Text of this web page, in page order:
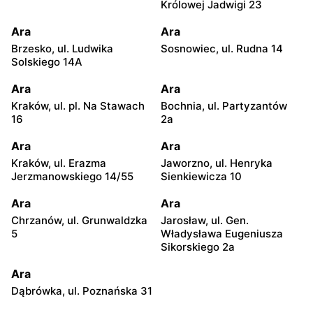
Królowej Jadwigi 23
Ara
Brzesko, ul. Ludwika
Solskiego 14A
Ara
Sosnowiec, ul. Rudna 14
Ara
Kraków, ul. pl. Na Stawach
16
Ara
Bochnia, ul. Partyzantów
2a
Ara
Kraków, ul. Erazma
Jerzmanowskiego 14/55
Ara
Jaworzno, ul. Henryka
Sienkiewicza 10
Ara
Chrzanów, ul. Grunwaldzka
5
Ara
Jarosław, ul. Gen.
Władysława Eugeniusza
Sikorskiego 2a
Ara
Dąbrówka, ul. Poznańska 31